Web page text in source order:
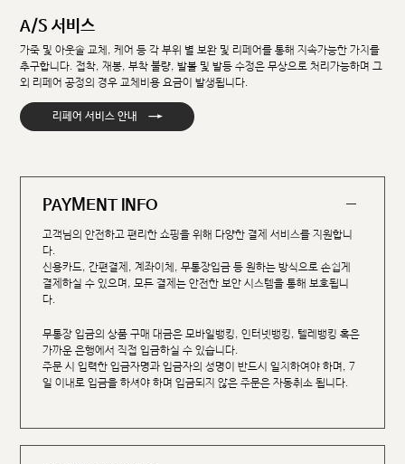
A/S 서비스
가죽 및 아웃솔 교체, 케어 등 각 부위 별 보완 및 리페어를 통해 지속가능한 가치를
추구합니다. 접착, 재봉, 부착 불량, 발볼 및 발등 수정은 무상으로 처리가능하며 그
외 리페어 공정의 경우 교체비용 요금이 발생됩니다.
리페어 서비스 안내 →
PAYMENT INFO
고객님의 안전하고 편리한 쇼핑을 위해 다양한 결제 서비스를 지원합니
다.
신용카드, 간편결제, 계좌이체, 무통장입금 등 원하는 방식으로 손쉽게
결제하실 수 있으며, 모든 결제는 안전한 보안 시스템을 통해 보호됩니
다.
무통장 입금의 상품 구매 대금은 모바일뱅킹, 인터넷뱅킹, 텔레뱅킹 혹은
가까운 은행에서 직접 입금하실 수 있습니다.
주문 시 입력한 입금자명과 입금자의 성명이 반드시 일치하여야 하며, 7
일 이내로 입금을 하셔야 하며 입금되지 않은 주문은 자동취소 됩니다.